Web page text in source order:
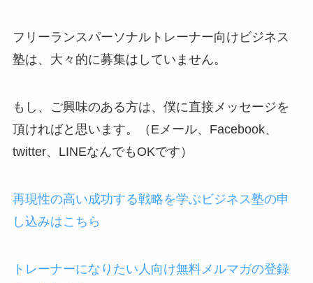
フリーランスパーソナルトレーナー向けビジネス
塾は、大々的に募集はしていません。
もし、ご興味のある方は、僕に直接メッセージを
頂ければと思います。（Eメール、Facebook、
twitter、LINEなんでもOKです）
再現性の高い成功する戦略を学ぶビジネス塾の申
し込みはこちら
トレーナーになりたい人向け無料メルマガの登録